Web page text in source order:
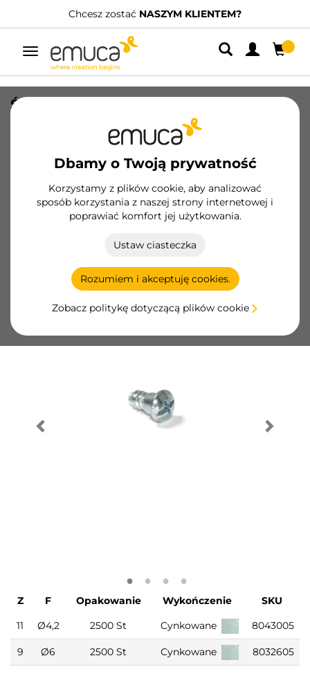
Chcesz zostać NASZYM KLIENTEM?
Przełącz
nawigację
Dbamy o Twoją prywatność
Korzystamy z plików cookie, aby analizować
sposób korzystania z naszej strony internetowej i
poprawiać komfort jej użytkowania.
Ustaw ciasteczka
Rozumiem i akceptuję cookies.
Zobacz politykę dotyczącą plików cookie
Śruba do zaczepu klinowego Luna, 9,
Podstawowe produkty
Zostań klientem
Z F Opakowanie Wykończenie
SKU
11
Ø4,2 2500 St Cynkowane 8043005
9 Ø6 2500 St Cynkowane 8032605